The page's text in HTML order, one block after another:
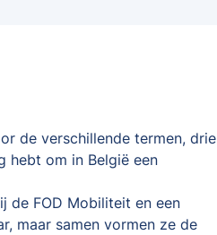
de verschillende termen, drie
hebt om in België een
de FOD Mobiliteit en een
maar samen vormen ze de